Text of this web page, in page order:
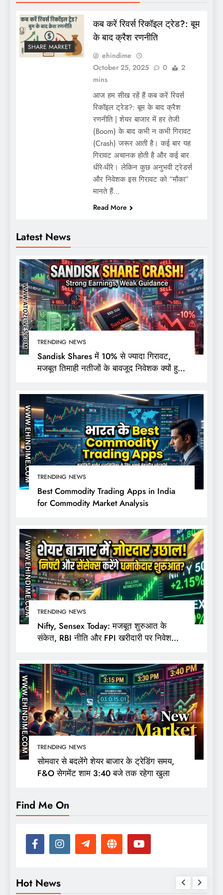
Latest News
TRENDING NEWS
Sandisk Shares में 10% से ज्यादा गिरावट,
मजबूत तिमाही नतीजों के बावजूद निवेशक क्यों हुए
TRENDING NEWS
Best Commodity Trading Apps in India
for Commodity Market Analysis
TRENDING NEWS
Nifty, Sensex Today: मजबूत शुरुआत के
संकेत, RBI नीति और FPI खरीदारी पर निवेशकों
TRENDING NEWS
सोमवार से बदलेंगे शेयर बाजार के ट्रेडिंग समय,
F&O सेगमेंट शाम 3:40 बजे तक रहेगा खुला
SHARE MARKET
कब करें रिवर्स रिकॉइल ट्रेड?: बूम
के बाद क्रैश रणनीति
ehindime
October 25, 2025
0
2
mins
आज हम सीख रहें हैं कब करें रिवर्स
रिकॉइल ट्रेड?: बूम के बाद क्रैश
रणनीति | शेयर बाजार में हर तेजी
(Boom) के बाद कभी न कभी गिरावट
(Crash) जरूर आती है। कई बार यह
गिरावट अचानक होती है और कई बार
धीरे-धीरे। लेकिन कुछ अनुभवी ट्रेडर्स
और निवेशक इस गिरावट को “मौका”
मानते हैं…
Read More
Find Me On
Hot News